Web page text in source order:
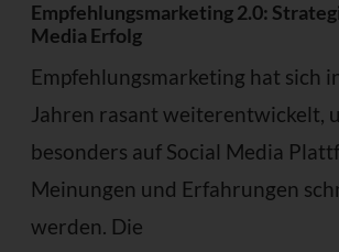
Empfehlungsmarketing 2.0:
Media Erfolg
Empfehlungsmarketing hat sich
Jahren rasant weiterentwickelt,
besonders auf Social Media
Meinungen und Erfahrungen
werden. Die